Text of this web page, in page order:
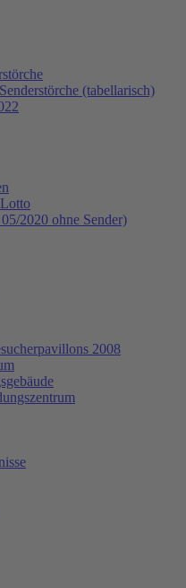
(tabellarisch)
2020 ohne Sender)
2008